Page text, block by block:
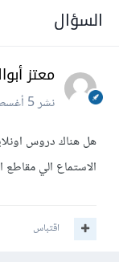
السؤال
معتز
نشر5 أغسطس 2024
هل هناك دروس
الاستماع الي مقاطع
اقتباس